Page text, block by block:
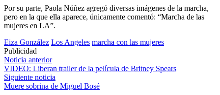
Por su parte, Paola Núñez agregó diversas imágenes de la marcha,
pero en la que ella aparece, únicamente comentó: “Marcha de las
mujeres en LA”.
Eiza González Los Angeles marcha con las mujeres
Publicidad
Navegación
de
entradas
Noticia anterior
VIDEO: Liberan trailer de la película de Britney Spears
Siguiente noticia
Muere sobrina de Miguel Bosé